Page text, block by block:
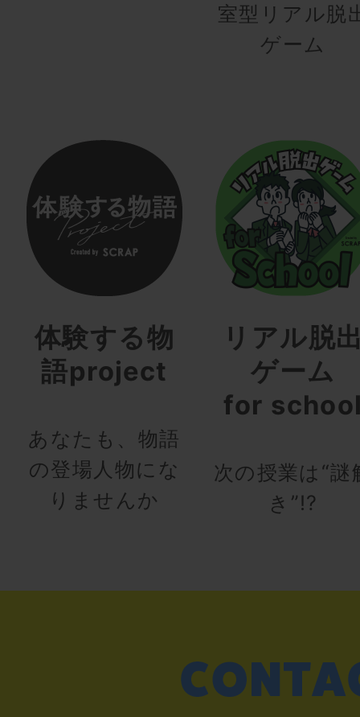
室型リアル脱
ゲーム
体験する物
語project
あなたも、物語
の登場人物にな
りませんか
リアル脱
ゲーム
for
次の授業は“謎
き”!?